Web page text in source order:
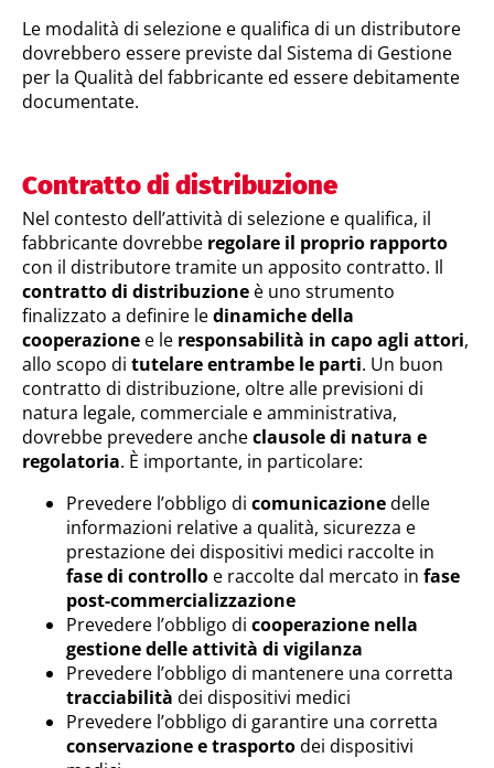
Le modalità di selezione e qualifica di un distributore
dovrebbero essere previste dal Sistema di Gestione
per la Qualità del fabbricante ed essere debitamente
documentate.
Contratto di distribuzione
Nel contesto dell’attività di selezione e qualifica, il
fabbricante dovrebbe regolare il proprio rapporto
con il distributore tramite un apposito contratto. Il
contratto di distribuzione è uno strumento
finalizzato a definire ledinamiche della
cooperazione e le responsabilità in capo agli attori,
allo scopo di tutelare entrambe le parti. Un buon
contratto di distribuzione, oltre alle previsioni di
natura legale, commerciale e amministrativa,
dovrebbe prevedere ancheclausole di natura e
regolatoria. È importante, in particolare:
Prevedere l’obbligo di comunicazionedelle
informazioni relative a qualità, sicurezza e
prestazione dei dispositivi medici raccolte in
fase di controllo e raccolte dal mercato in fase
post-commercializzazione
Prevedere l’obbligo di cooperazione nella
gestione delle attività di vigilanza
Prevedere l’obbligo di mantenere una corretta
tracciabilità dei dispositivi medici
Prevedere l’obbligo di garantire una corretta
conservazione e trasportodei dispositivi